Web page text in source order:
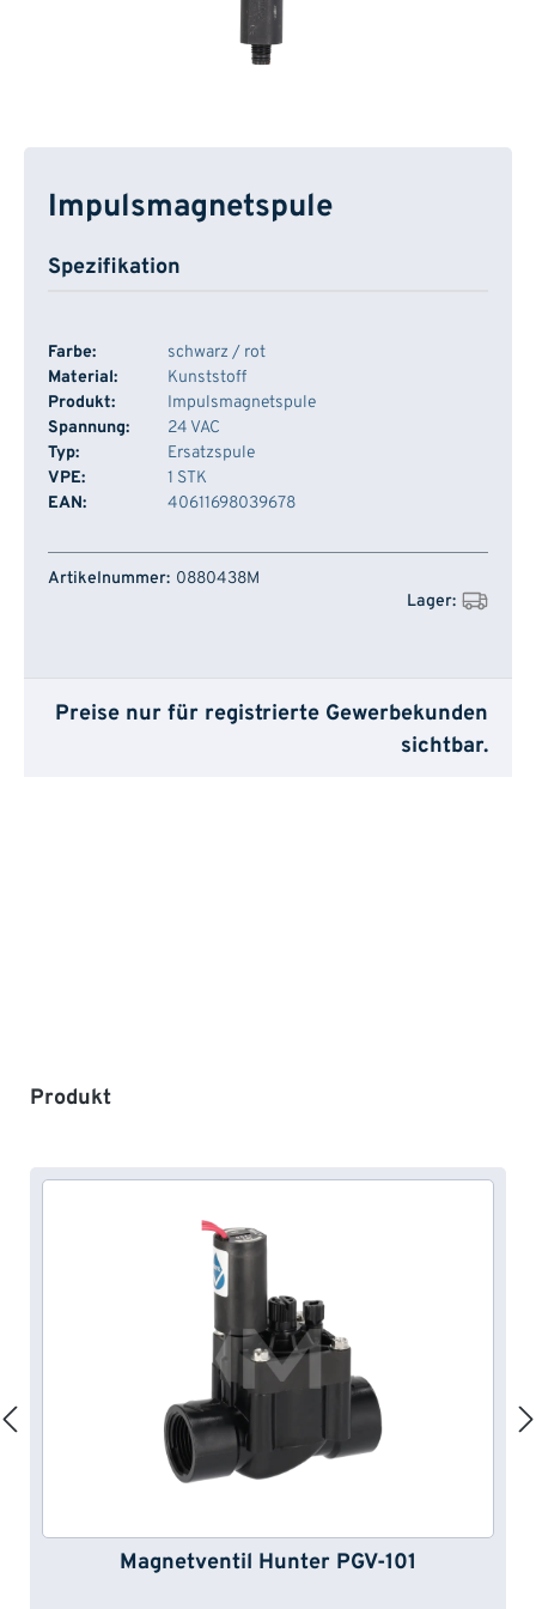
Impulsmagnetspule
Spezifikation
Farbe:
schwarz / rot
Material:
Kunststoff
Produkt:
Impulsmagnetspule
Spannung:
24 VAC
Typ:
Ersatzspule
VPE:
1 STK
EAN:
40611698039678
Artikelnummer Lager
0880438M
Preise nur für registrierte Gewerbekunden
sichtbar.
Produktgalerie überspringen
Produkt
Magnetventil Hunter PGV-101